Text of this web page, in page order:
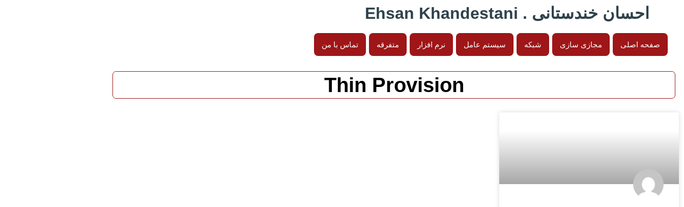
احسان خندستانی . Ehsan Khandestani
صفحه اصلی مجازی سازی شبکه سیستم عامل نرم افزار متفرقه تماس با من
Thin Provision